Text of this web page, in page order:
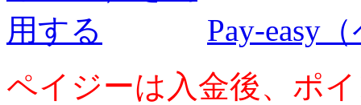
Pay-easy
ペイジーは入金後、ポ